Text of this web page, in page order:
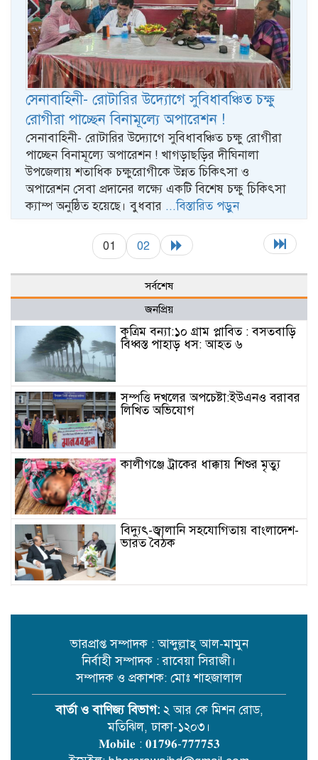
সেনাবাহিনী- রোটারির উদ্যোগে সুবিধাবঞ্চিত চক্ষু
রোগীরা পাচ্ছেন বিনামূল্যে অপারেশন !
সেনাবাহিনী- রোটারির উদ্যোগে সুবিধাবঞ্চিত চক্ষু রোগীরা
পাচ্ছেন বিনামূল্যে অপারেশন ! খাগড়াছড়ির দীঘিনালা
উপজেলায় শতাধিক চক্ষুরোগীকে উন্নত চিকিৎসা ও
অপারেশন সেবা প্রদানের লক্ষ্যে একটি বিশেষ চক্ষু চিকিৎসা
ক্যাম্প অনুষ্ঠিত হয়েছে। বুধবার ...বিস্তারিত পড়ুন
01 02
সর্বশেষ
জনপ্রিয়
কৃত্রিম বন্যা:১০ গ্রাম প্লাবিত : বসতবাড়ি
বিধ্বস্ত পাহাড় ধস: আহত ৬
সম্পত্তি দখলের অপচেষ্টা:ইউএনও বরাবর
লিখিত অভিযোগ
কালীগঞ্জে ট্রাকের ধাক্কায় শিশুর মৃত্যু
বিদ্যুৎ-জ্বালানি সহযোগিতায় বাংলাদেশ-
ভারত বৈঠক
আইএবিডির সঙ্গে ভারতীয় হাই
কমিশনারের মতবিনিময়
সশস্ত্র হামলা: মেয়র পদপ্রার্থী নাফিজ
ভারপ্রাপ্ত সম্পাদক : আব্দুল্লাহ্ আল-মামুন
নির্বাহী সম্পাদক : রাবেয়া সিরাজী।
সম্পাদক ও প্রকাশক: মোঃ শাহজালাল
বার্তা ও বাণিজ্য বিভাগ: ২ আর কে মিশন রোড,
মতিঝিল, ঢাকা-১২০৩।
𝐌𝐨𝐛𝐢𝐥𝐞 : 𝟎𝟏𝟕𝟗𝟔-𝟕𝟕𝟕𝟕𝟓𝟑